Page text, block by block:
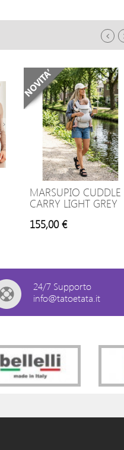
MARSUPIO CUDDLE
CARRY LIGHT GREY
155,00 €
24/7 Supporto
info@tatoetata.it